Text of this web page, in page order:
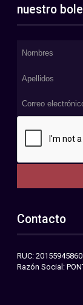
nuestro
Contacto
RUC: 20155945860
Razón Social: